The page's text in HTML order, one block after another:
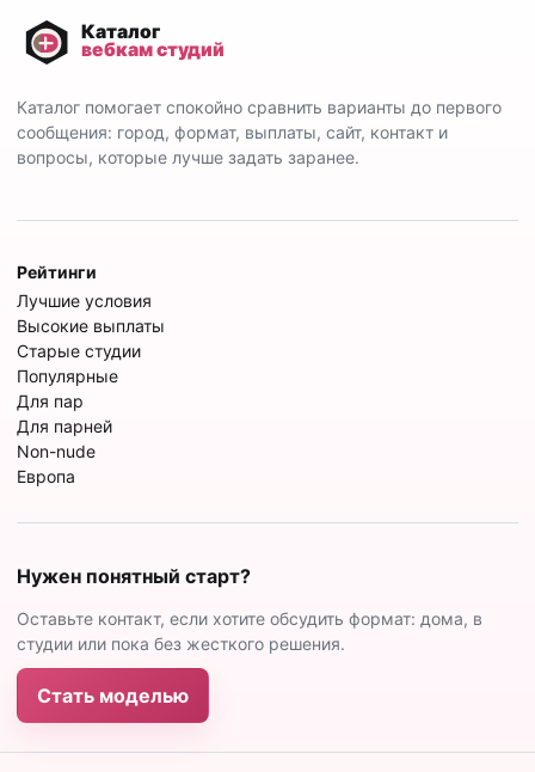
Каталог помогает спокойно сравнить варианты до первого
сообщения: город, формат, выплаты, сайт, контакт и
вопросы, которые лучше задать заранее.
Рейтинги
Лучшие условия
Высокие выплаты
Старые студии
Популярные
Для пар
Для парней
Non-nude
Европа
Нужен понятный старт?
Оставьте контакт, если хотите обсудить формат: дома, в
студии или пока без жесткого решения.
Стать моделью